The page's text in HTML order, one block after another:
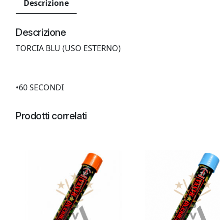
Descrizione
Descrizione
TORCIA BLU (USO ESTERNO)
•60 SECONDI
Prodotti correlati